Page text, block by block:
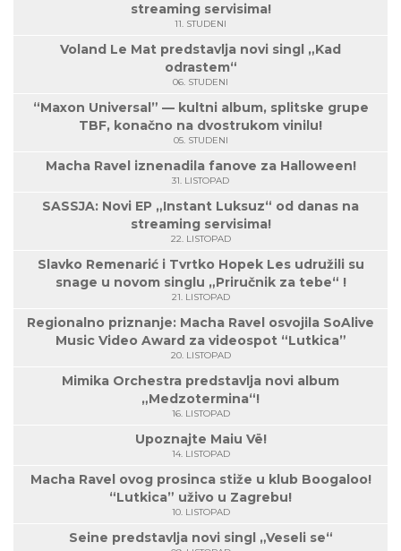
streaming servisima!
11. STUDENI
Voland Le Mat predstavlja novi singl „Kad
odrastem“
06. STUDENI
“Maxon Universal” — kultni album, splitske grupe
TBF, konačno na dvostrukom vinilu!
05. STUDENI
Macha Ravel iznenadila fanove za Halloween!
31. LISTOPAD
SASSJA: Novi EP „Instant Luksuz“ od danas na
streaming servisima!
22. LISTOPAD
Slavko Remenarić i Tvrtko Hopek Les udružili su
snage u novom singlu „Priručnik za tebe“ !
21. LISTOPAD
Regionalno priznanje: Macha Ravel osvojila SoAlive
Music Video Award za videospot “Lutkica”
20. LISTOPAD
Mimika Orchestra predstavlja novi album
„Medzotermina“!
16. LISTOPAD
Upoznajte Maiu Vë!
14. LISTOPAD
Macha Ravel ovog prosinca stiže u klub Boogaloo!
“Lutkica” uživo u Zagrebu!
10. LISTOPAD
Seine predstavlja novi singl „Veseli se“